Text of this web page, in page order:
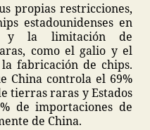
propias restricciones,
estadounidenses en
y la limitación de
como el galio y el
fabricación de chips.
China controla el 69%
tierras raras y Estados
de importaciones de
de China.